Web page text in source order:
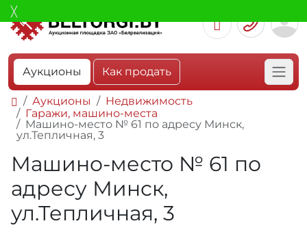
Аукционы Как продать
Аукционы
Недвижимость
Гаражи, машино-места
Машино-место № 61 по адресу Минск,
ул.Тепличная, 3
Машино-место № 61 по
адресу Минск,
ул.Тепличная, 3